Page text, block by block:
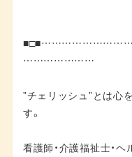
…………………
”チェリッシュ”とは心
す。
看護師・介護福祉士・ヘ